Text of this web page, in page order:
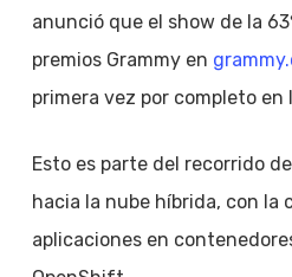
anunció que el show de la
premios Grammy en
primera vez por completo en
Esto es parte del recorrido
hacia la nube híbrida, con la
aplicaciones en